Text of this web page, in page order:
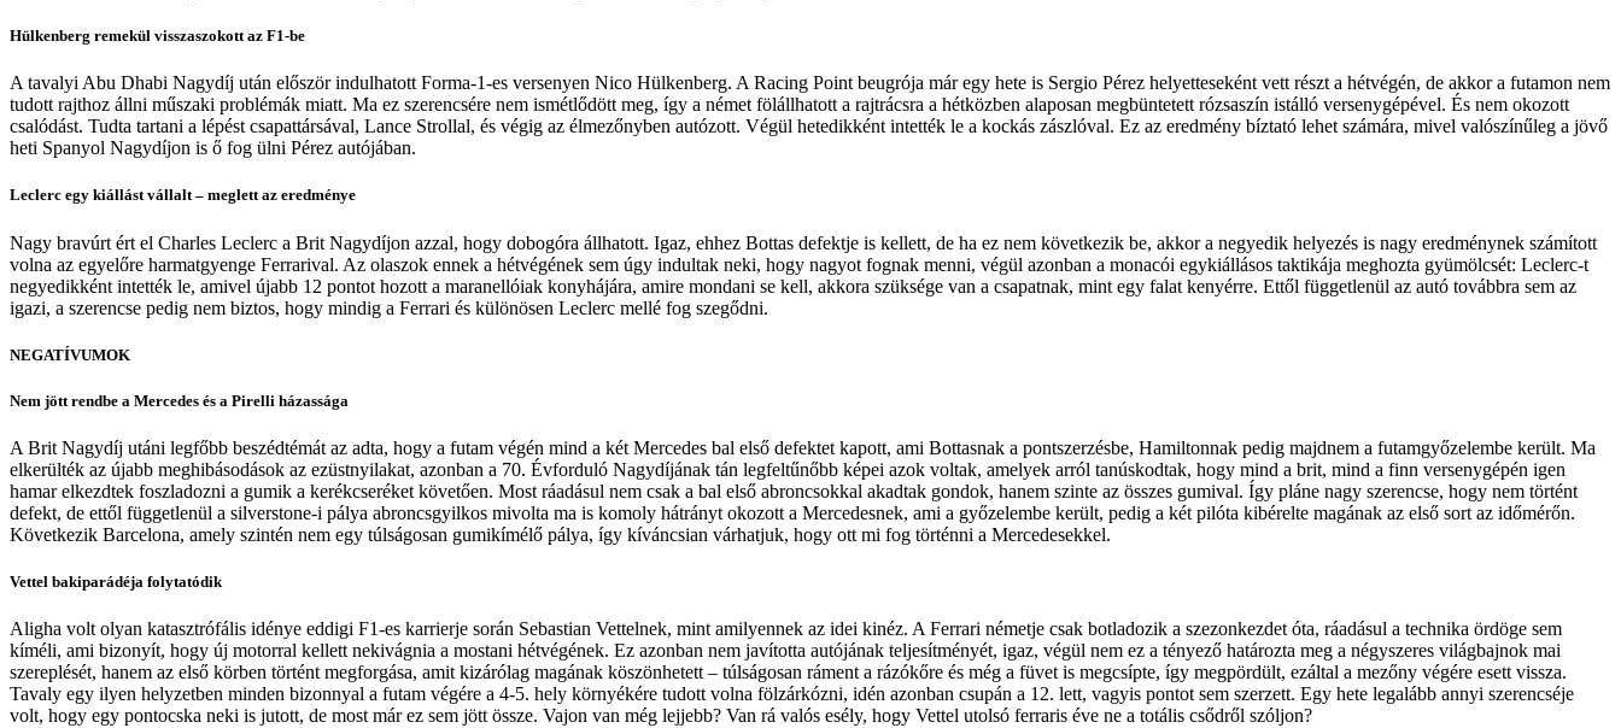
Hülkenberg remekül visszaszokott az F1-be
A tavalyi Abu Dhabi Nagydíj után először indulhatott Forma-1-es versenyen Nico Hülkenberg. A Racing Point beugrója már egy hete is Sergio Pérez helyetteseként vett részt a hétvégén, de akkor a futamon nem
tudott rajthoz állni műszaki problémák miatt. Ma ez szerencsére nem ismétlődött meg, így a német fölállhatott a rajtrácsra a hétközben alaposan megbüntetett rózsaszín istálló versenygépével. És nem okozott
csalódást. Tudta tartani a lépést csapattársával, Lance Strollal, és végig az élmezőnyben autózott. Végül hetedikként intették le a kockás zászlóval. Ez az eredmény bíztató lehet számára, mivel valószínűleg a jövő
heti Spanyol Nagydíjon is ő fog ülni Pérez autójában.
Leclerc egy kiállást vállalt – meglett az eredménye
Nagy bravúrt ért el Charles Leclerc a Brit Nagydíjon azzal, hogy dobogóra állhatott. Igaz, ehhez Bottas defektje is kellett, de ha ez nem következik be, akkor a negyedik helyezés is nagy eredménynek számított
volna az egyelőre harmatgyenge Ferrarival. Az olaszok ennek a hétvégének sem úgy indultak neki, hogy nagyot fognak menni, végül azonban a monacói egykiállásos taktikája meghozta gyümölcsét: Leclerc-t
negyedikként intették le, amivel újabb 12 pontot hozott a maranellóiak konyhájára, amire mondani se kell, akkora szüksége van a csapatnak, mint egy falat kenyérre. Ettől függetlenül az autó továbbra sem az
igazi, a szerencse pedig nem biztos, hogy mindig a Ferrari és különösen Leclerc mellé fog szegődni.
NEGATÍVUMOK
Nem jött rendbe a Mercedes és a Pirelli házassága
A Brit Nagydíj utáni legfőbb beszédtémát az adta, hogy a futam végén mind a két Mercedes bal első defektet kapott, ami Bottasnak a pontszerzésbe, Hamiltonnak pedig majdnem a futamgyőzelembe került. Ma
elkerülték az újabb meghibásodások az ezüstnyilakat, azonban a 70. Évforduló Nagydíjának tán legfeltűnőbb képei azok voltak, amelyek arról tanúskodtak, hogy mind a brit, mind a finn versenygépén igen
hamar elkezdtek foszladozni a gumik a kerékcseréket követően. Most ráadásul nem csak a bal első abroncsokkal akadtak gondok, hanem szinte az összes gumival. Így pláne nagy szerencse, hogy nem történt
defekt, de ettől függetlenül a silverstone-i pálya abroncsgyilkos mivolta ma is komoly hátrányt okozott a Mercedesnek, ami a győzelembe került, pedig a két pilóta kibérelte magának az első sort az időmérőn.
Következik Barcelona, amely szintén nem egy túlságosan gumikímélő pálya, így kíváncsian várhatjuk, hogy ott mi fog történni a Mercedesekkel.
Vettel bakiparádéja folytatódik
Aligha volt olyan katasztrófális idénye eddigi F1-es karrierje során Sebastian Vettelnek, mint amilyennek az idei kinéz. A Ferrari németje csak botladozik a szezonkezdet óta, ráadásul a technika ördöge sem
kíméli, ami bizonyít, hogy új motorral kellett nekivágnia a mostani hétvégének. Ez azonban nem javította autójának teljesítményét, igaz, végül nem ez a tényező határozta meg a négyszeres világbajnok mai
szereplését, hanem az első körben történt megforgása, amit kizárólag magának köszönhetett – túlságosan ráment a rázókőre és még a füvet is megcsípte, így megpördült, ezáltal a mezőny végére esett vissza.
Tavaly egy ilyen helyzetben minden bizonnyal a futam végére a 4-5. hely környékére tudott volna fölzárkózni, idén azonban csupán a 12. lett, vagyis pontot sem szerzett. Egy hete legalább annyi szerencséje
volt, hogy egy pontocska neki is jutott, de most már ez sem jött össze. Vajon van még lejjebb? Van rá valós esély, hogy Vettel utolsó ferraris éve ne a totális csődről szóljon?